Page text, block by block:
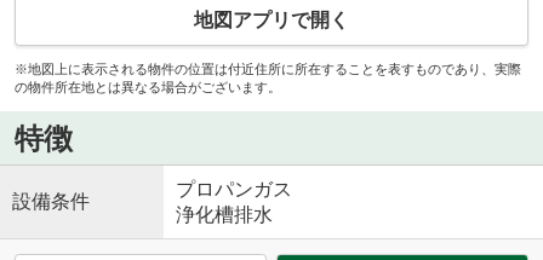
地図アプリで開く
※地図上に表示される物件の位置は付近住所に所在することを表すものであり、実際
の物件所在地とは異なる場合がございます。
特徴
設備条件
プロパンガス
浄化槽排水